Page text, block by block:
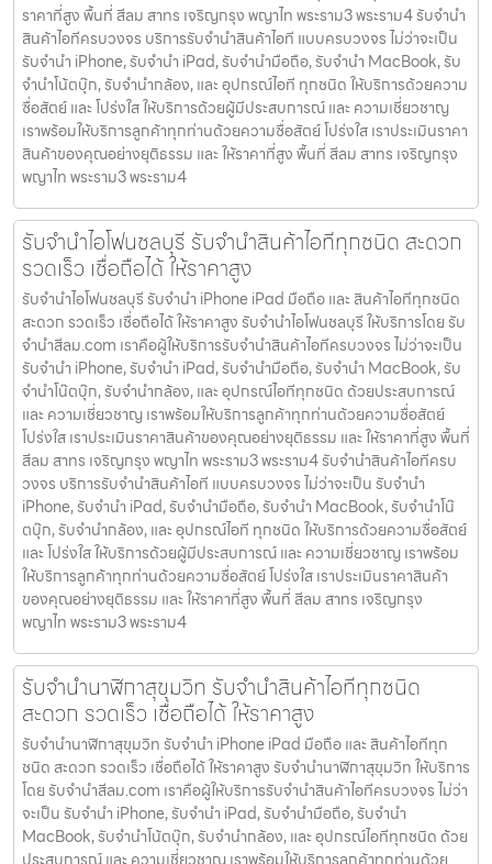
ราคาที่สูง พื้นที่ สีลม สาทร เจริญกรุง พญาไท พระราม3 พระราม4 รับจำนำ
สินค้าไอทีครบวงจร บริการรับจำนำสินค้าไอที แบบครบวงจร ไม่ว่าจะเป็น
รับจำนำ iPhone, รับจำนำ iPad, รับจำนำมือถือ, รับจำนำ MacBook, รับ
จำนำโน้ตบุ๊ก, รับจำนำกล้อง, และ อุปกรณ์ไอที ทุกชนิด ให้บริการด้วยความ
ซื่อสัตย์ และ โปร่งใส ให้บริการด้วยผู้มีประสบการณ์ และ ความเชี่ยวชาญ
เราพร้อมให้บริการลูกค้าทุกท่านด้วยความซื่อสัตย์ โปร่งใส เราประเมินราคา
สินค้าของคุณอย่างยุติธรรม และ ให้ราคาที่สูง พื้นที่ สีลม สาทร เจริญกรุง
พญาไท พระราม3 พระราม4
รับจำนำไอโฟนชลบุรี รับจำนำสินค้าไอทีทุกชนิด สะดวก
รวดเร็ว เชื่อถือได้ ให้ราคาสูง
รับจำนำไอโฟนชลบุรี รับจำนำ iPhone iPad มือถือ และ สินค้าไอทีทุกชนิด
สะดวก รวดเร็ว เชื่อถือได้ ให้ราคาสูง รับจำนำไอโฟนชลบุรี ให้บริการโดย รับ
จํานําสีลม.com เราคือผู้ให้บริการรับจำนำสินค้าไอทีครบวงจร ไม่ว่าจะเป็น
รับจำนำ iPhone, รับจำนำ iPad, รับจำนำมือถือ, รับจำนำ MacBook, รับ
จำนำโน๊ตบุ๊ก, รับจำนำกล้อง, และ อุปกรณ์ไอทีทุกชนิด ด้วยประสบการณ์
และ ความเชี่ยวชาญ เราพร้อมให้บริการลูกค้าทุกท่านด้วยความซื่อสัตย์
โปร่งใส เราประเมินราคาสินค้าของคุณอย่างยุติธรรม และ ให้ราคาที่สูง พื้นที่
สีลม สาทร เจริญกรุง พญาไท พระราม3 พระราม4 รับจำนำสินค้าไอทีครบ
วงจร บริการรับจำนำสินค้าไอที แบบครบวงจร ไม่ว่าจะเป็น รับจำนำ
iPhone, รับจำนำ iPad, รับจำนำมือถือ, รับจำนำ MacBook, รับจำนำโน๊
ตบุ๊ก, รับจำนำกล้อง, และ อุปกรณ์ไอที ทุกชนิด ให้บริการด้วยความซื่อสัตย์
และ โปร่งใส ให้บริการด้วยผู้มีประสบการณ์ และ ความเชี่ยวชาญ เราพร้อม
ให้บริการลูกค้าทุกท่านด้วยความซื่อสัตย์ โปร่งใส เราประเมินราคาสินค้า
ของคุณอย่างยุติธรรม และ ให้ราคาที่สูง พื้นที่ สีลม สาทร เจริญกรุง
พญาไท พระราม3 พระราม4
รับจำนำนาฬิกาสุขุมวิท รับจำนำสินค้าไอทีทุกชนิด
สะดวก รวดเร็ว เชื่อถือได้ ให้ราคาสูง
รับจำนำนาฬิกาสุขุมวิท รับจำนำ iPhone iPad มือถือ และ สินค้าไอทีทุก
ชนิด สะดวก รวดเร็ว เชื่อถือได้ ให้ราคาสูง รับจำนำนาฬิกาสุขุมวิท ให้บริการ
โดย รับจํานําสีลม.com เราคือผู้ให้บริการรับจำนำสินค้าไอทีครบวงจร ไม่ว่า
จะเป็น รับจำนำ iPhone, รับจำนำ iPad, รับจำนำมือถือ, รับจำนำ
MacBook, รับจำนำโน้ตบุ๊ก, รับจำนำกล้อง, และ อุปกรณ์ไอทีทุกชนิด ด้วย